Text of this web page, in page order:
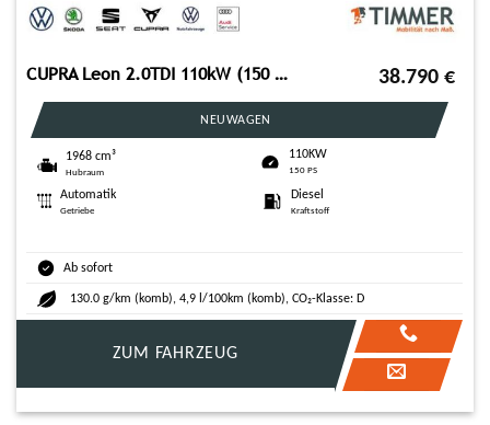
CUPRA Leon 2.0TDI 110kW (150 PS)*DSG*SHZ*RFK*Travel-As 38.790 €
NEUWAGEN
1968 cm³
Hubraum
110KW
150 PS
Automatik
Getriebe
Diesel
Kraftstoff
Ab sofort
130.0 g/km (komb), 4,9 l/100km (komb), CO₂-Klasse: D
ZUM FAHRZEUG